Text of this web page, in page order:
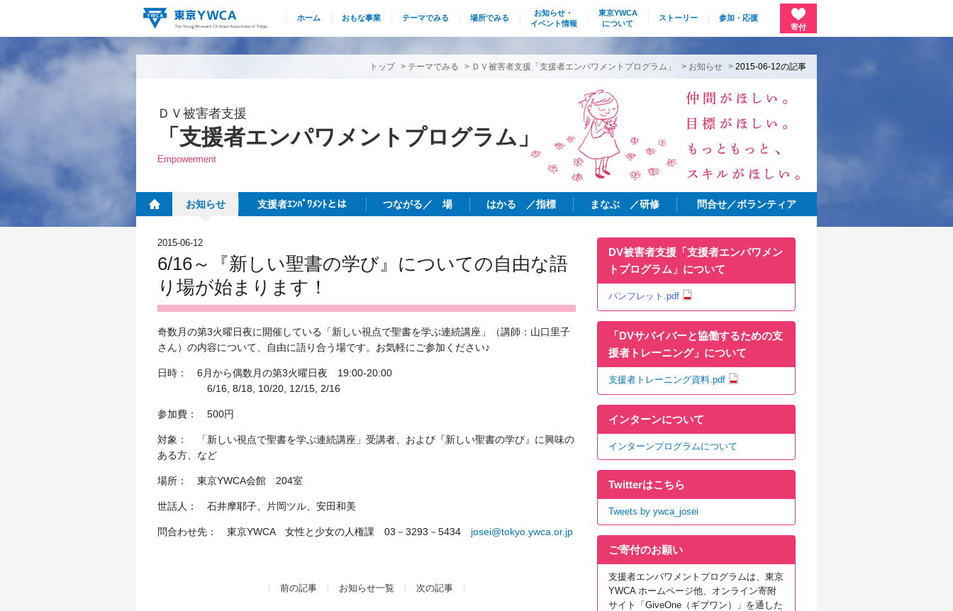
ホーム おもな事業 テーマでみる 場所でみる
お知らせ・
イベント情報
東京YWCA
について
ストーリー
参加・応援
寄付
トップ > テーマでみる > ＤＶ被害者支援「支援者エンパワメントプログラム」 > お知らせ > 2015-06-12の記事
ＤＶ被害者支援
「支援者エンパワメントプログラム」
Empowerment
お知らせ 支援者ｴﾝﾊﾟﾜﾒﾝﾄとは つながる／ 場 はかる ／指標 まなぶ ／研修 問合せ／ボランティア
2015-06-12
6/16～『新しい聖書の学び』についての自由な語
り場が始まります！
奇数月の第3火曜日夜に開催している「新しい視点で聖書を学ぶ連続講座」（講師：山口里子
さん）の内容について、自由に語り合う場です。お気軽にご参加ください♪
日時： 6月から偶数月の第3火曜日夜 19:00‐20:00
6/16, 8/18, 10/20, 12/15, 2/16
参加費： 500円
対象： 「新しい視点で聖書を学ぶ連続講座」受講者、および『新しい聖書の学び』に興味の
ある方、など
場所： 東京YWCA会館 204室
世話人： 石井摩耶子、片岡ツル、安田和美
問合わせ先： 東京YWCA 女性と少女の人権課 03－3293－5434 josei@tokyo.ywca.or.jp
前の記事 お知らせ一覧 次の記事
DV被害者支援「支援者エンパワメン
トプログラム」について
パンフレット.pdf
「DVサバイバーと協働するための支
援者トレーニング」について
支援者トレーニング資料.pdf
インターンについて
インターンプログラムについて
Twitterはこちら
Tweets by ywca_josei
ご寄付のお願い
支援者エンパワメントプログラムは、東京
YWCA ホームページ他、オンライン寄附
サイト「GiveOne （ギブワン）」を通した